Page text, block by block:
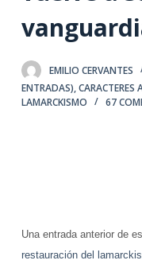
d
EMILIO CERVANTES
ENTRADAS),CARACTERES
LAMARCKISMO
67
Una entrada anterior de
restauración del